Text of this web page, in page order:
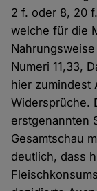
2 f. oder 8, 20
welche für die
Numeri 11,33,
hier zumindest
Widersprüche.
erstgenannten
Gesamtschau
deutlich, dass